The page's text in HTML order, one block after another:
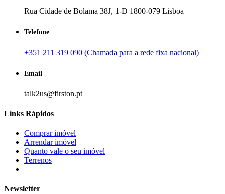
Rua Cidade de Bolama 38J, 1-D 1800-079 Lisboa
Telefone
+351 211 319 090 (Chamada para a rede fixa nacional)
Email
talk2us@firston.pt
Links Rápidos
Comprar imóvel
Arrendar imóvel
Quanto vale o seu imóvel
Terrenos
Newsletter